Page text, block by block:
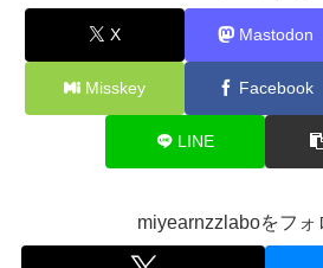
X Mastodon
Misskey Facebook
LINE
miyearnzzlaboをフォ